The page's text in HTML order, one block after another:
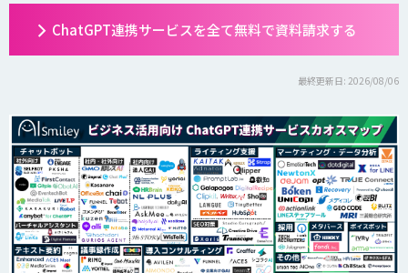
ChatGPT連携サービスを全て無料で資料請求する
最終更新日: 2026/08/06